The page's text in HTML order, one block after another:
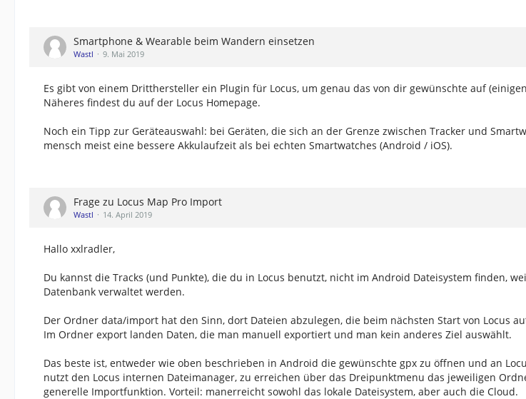
Smartphone & Wearable beim Wandern einsetzen
Wastl 9. Mai 2019
Es gibt von einem Dritthersteller ein Plugin für Locus, um genau das von dir gewünschte auf
Näheres findest du auf der Locus Homepage.
Noch ein Tipp zur Geräteauswahl: bei Geräten, die sich an der Grenze zwischen Tracker und
mensch meist eine bessere Akkulaufzeit als bei echten Smartwatches (Android / iOS).
Frage zu Locus Map Pro Import
Wastl 14. April 2019
Hallo xxlradler,
Du kannst die Tracks (und Punkte), die du in Locus benutzt, nicht im Android Dateisystem finden,
Datenbank verwaltet werden.
Der Ordner data/import hat den Sinn, dort Dateien abzulegen, die beim nächsten Start von Locus
Im Ordner export landen Daten, die man manuell exportiert und man kein anderes Ziel auswählt.
Das beste ist, entweder wie oben beschrieben in Android die gewünschte gpx zu öffnen und an
nutzt den Locus internen Dateimanager, zu erreichen über das Dreipunktmenu das jeweiligen
generelle Importfunktion. Vorteil: manerreicht sowohl das lokale Dateisystem, aber auch die Cloud.